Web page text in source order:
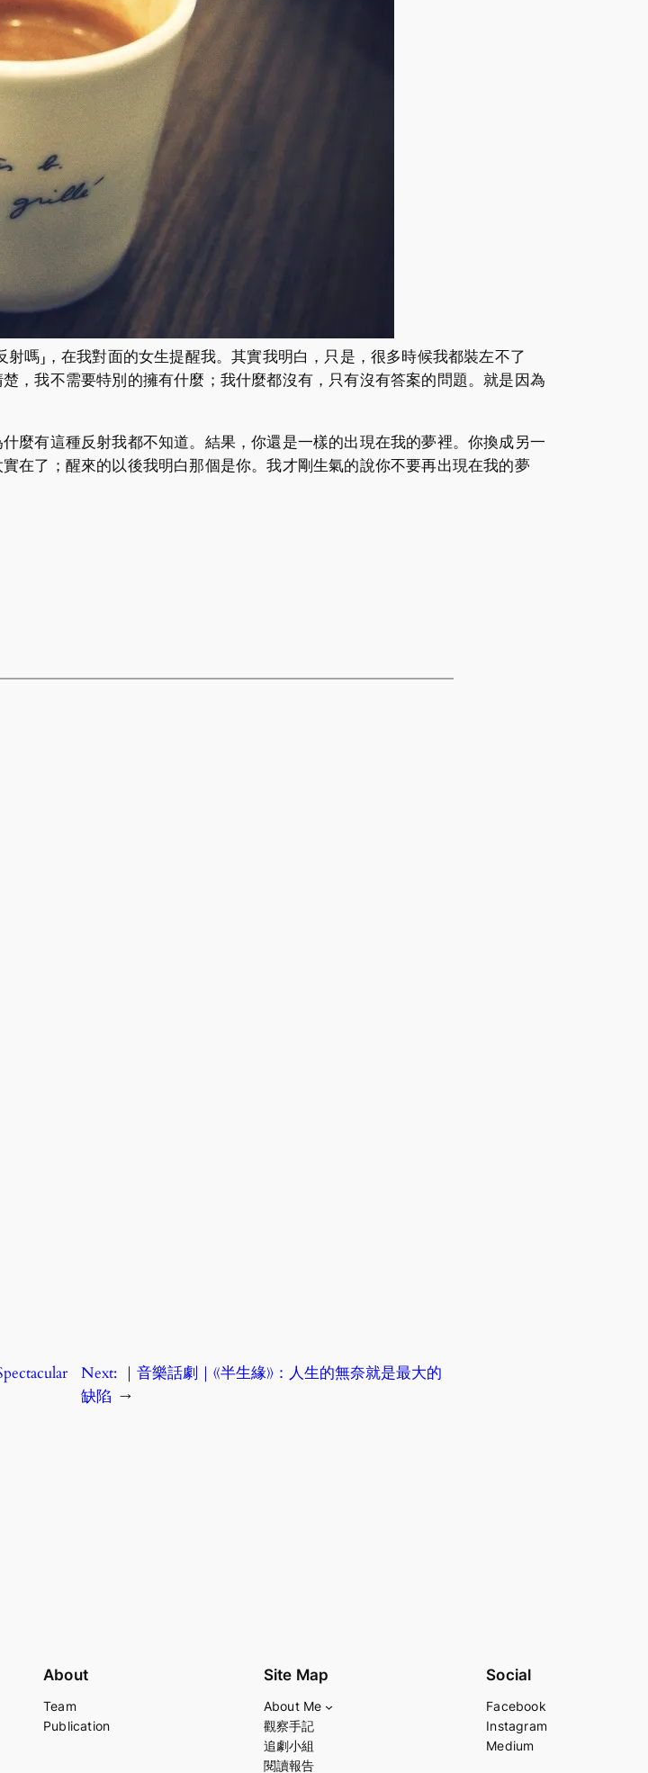
嗎」，在我對面的女生提醒我。其實我明白，只是，很多時候我都裝左不了
，我不需要特別的擁有什麼；我什麼都沒有，只有沒有答案的問題。就是因為
麼有這種反射我都不知道。結果，你還是一樣的出現在我的夢裡。你換成另一
在了；醒來的以後我明白那個是你。我才剛生氣的說你不要再出現在我的夢
Next: ｜音樂話劇｜《半生緣》：人生的無奈就是最大的
缺陷 →
About
Team
Publication
Site Map
About Me
觀察手記
追劇小組
閱讀報告
Social
Facebook
Instagram
Medium